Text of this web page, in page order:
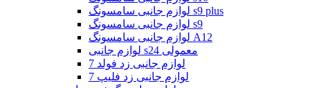
لوازم جانبی سامسونگ s9 plus
لوازم جانبی سامسونگ s9
لوازم جانبی سامسونگ A12
لوازم جانبی s24 معمولی
لوازم جانبی زد فولد 7
لوازم جانبی زد فلیپ 7